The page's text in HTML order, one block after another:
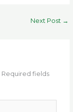
Next Post →
Required fields